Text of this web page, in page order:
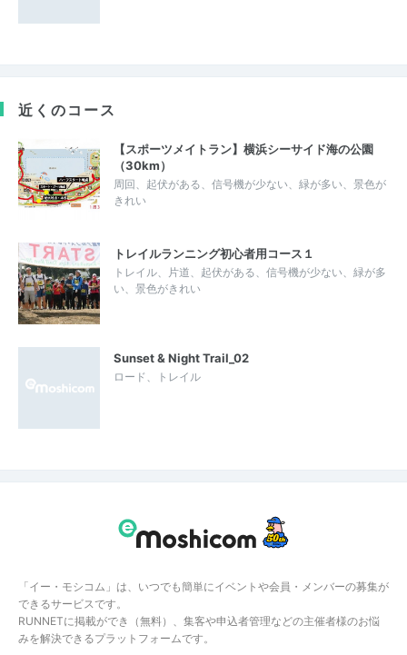
近くのコース
【スポーツメイトラン】横浜シーサイド海の公園
（30km）
周回、起伏がある、信号機が少ない、緑が多い、景色が
きれい
トレイルランニング初心者用コース１
トレイル、片道、起伏がある、信号機が少ない、緑が多
い、景色がきれい
Sunset & Night Trail_02
ロード、トレイル
「イー・モシコム」は、いつでも簡単にイベントや会員・メンバーの募集が
できるサービスです。
RUNNETに掲載ができ（無料）、集客や申込者管理などの主催者様のお悩
みを解決できるプラットフォームです。